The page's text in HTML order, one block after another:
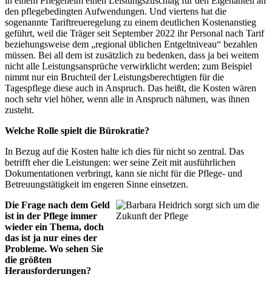
den pflegebedingten Aufwendungen. Und viertens hat die
sogenannte Tariftreueregelung zu einem deutlichen Kostenanstieg
geführt, weil die Träger seit September 2022 ihr Personal nach Tarif
beziehungsweise dem „regional üblichen Entgeltniveau“ bezahlen
müssen. Bei all dem ist zusätzlich zu bedenken, dass ja bei weitem
nicht alle Leistungsansprüche verwirklicht werden; zum Beispiel
nimmt nur ein Bruchteil der Leistungsberechtigten für die
Tagespflege diese auch in Anspruch. Das heißt, die Kosten wären
noch sehr viel höher, wenn alle in Anspruch nähmen, was ihnen
zusteht.
Welche Rolle spielt die Bürokratie?
In Bezug auf die Kosten halte ich dies für nicht so zentral. Das
betrifft eher die Leistungen: wer seine Zeit mit ausführlichen
Dokumentationen verbringt, kann sie nicht für die Pflege- und
Betreuungstätigkeit im engeren Sinne einsetzen.
Die Frage nach dem Geld
ist in der Pflege immer
wieder ein Thema, doch
das ist ja nur eines der
Probleme. Wo sehen Sie
die größten
Herausforderungen?